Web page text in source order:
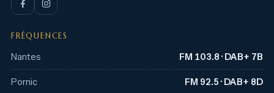
FRÉQUENCES
Nantes FM 103.8 · DAB+ 7B
Pornic FM 92.5 · DAB+ 8D